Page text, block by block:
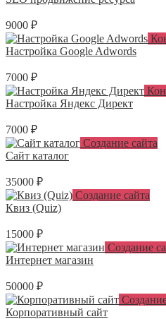
9000 ₽
Настройка Google Adwords
7000 ₽
Настройка Яндекс Директ
7000 ₽
Создание сайта
Сайт каталог
35000 ₽
Создание сайта
Квиз (Quiz)
15000 ₽
Создание
Интернет магазин
50000 ₽
Корпоративный сайт